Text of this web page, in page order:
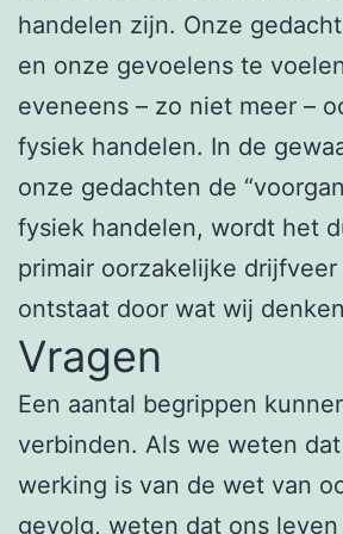
handelen zijn. Onze
en onze gevoelens te
eveneens – zo niet meer –
fysiek handelen. In de
onze gedachten de
fysiek handelen, wordt het
primair oorzakelijke
ontstaat door wat wij
Vragen
Een aantal begrippen
verbinden. Als we weten
werking is van de wet van
gevolg, weten dat ons leven